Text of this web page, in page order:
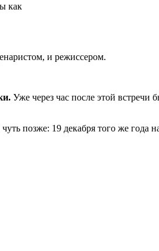
как
и режиссером.
Уже через час после этой
позже: 19 декабря того же года